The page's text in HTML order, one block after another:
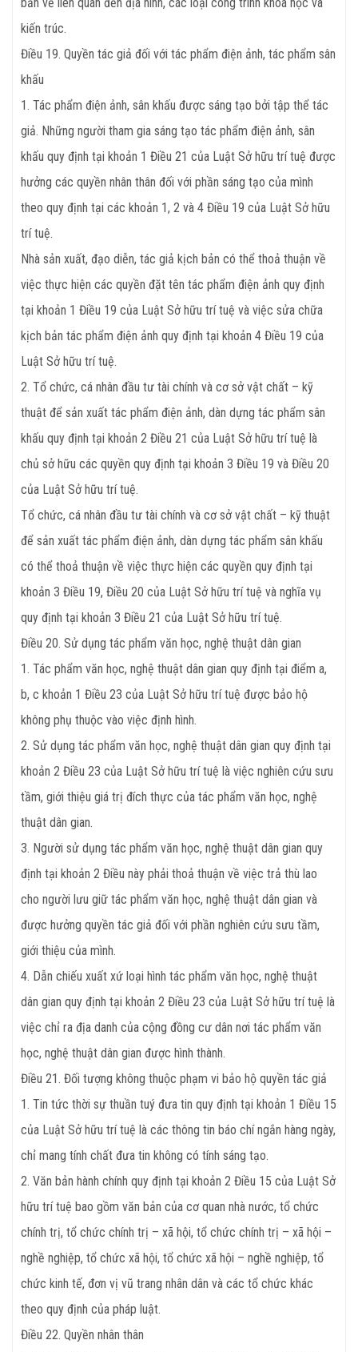
kiến trúc.
Điều 19. Quyền tác giả đối với tác phẩm điện ảnh, tác phẩm sân
khấu
1. Tác phẩm điện ảnh, sân khấu được sáng tạo bởi tập thể tác
giả. Những người tham gia sáng tạo tác phẩm điện ảnh, sân
khấu quy định tại khoản 1 Điều 21 của Luật Sở hữu trí tuệ được
hưởng các quyền nhân thân đối với phần sáng tạo của mình
theo quy định tại các khoản 1, 2 và 4 Điều 19 của Luật Sở hữu
trí tuệ.
Nhà sản xuất, đạo diễn, tác giả kịch bản có thể thoả thuận về
việc thực hiện các quyền đặt tên tác phẩm điện ảnh quy định
tại khoản 1 Điều 19 của Luật Sở hữu trí tuệ và việc sửa chữa
kịch bản tác phẩm điện ảnh quy định tại khoản 4 Điều 19 của
Luật Sở hữu trí tuệ.
2. Tổ chức, cá nhân đầu tư tài chính và cơ sở vật chất – kỹ
thuật để sản xuất tác phẩm điện ảnh, dàn dựng tác phẩm sân
khấu quy định tại khoản 2 Điều 21 của Luật Sở hữu trí tuệ là
chủ sở hữu các quyền quy định tại khoản 3 Điều 19 và Điều 20
của Luật Sở hữu trí tuệ.
Tổ chức, cá nhân đầu tư tài chính và cơ sở vật chất – kỹ thuật
để sản xuất tác phẩm điện ảnh, dàn dựng tác phẩm sân khấu
có thể thoả thuận về việc thực hiện các quyền quy định tại
khoản 3 Điều 19, Điều 20 của Luật Sở hữu trí tuệ và nghĩa vụ
quy định tại khoản 3 Điều 21 của Luật Sở hữu trí tuệ.
Điều 20. Sử dụng tác phẩm văn học, nghệ thuật dân gian
1. Tác phẩm văn học, nghệ thuật dân gian quy định tại điểm a,
b, c khoản 1 Điều 23 của Luật Sở hữu trí tuệ được bảo hộ
không phụ thuộc vào việc định hình.
2. Sử dụng tác phẩm văn học, nghệ thuật dân gian quy định tại
khoản 2 Điều 23 của Luật Sở hữu trí tuệ là việc nghiên cứu sưu
tầm, giới thiệu giá trị đích thực của tác phẩm văn học, nghệ
thuật dân gian.
3. Người sử dụng tác phẩm văn học, nghệ thuật dân gian quy
định tại khoản 2 Điều này phải thoả thuận về việc trả thù lao
cho người lưu giữ tác phẩm văn học, nghệ thuật dân gian và
được hưởng quyền tác giả đối với phần nghiên cứu sưu tầm,
giới thiệu của mình.
4. Dẫn chiếu xuất xứ loại hình tác phẩm văn học, nghệ thuật
dân gian quy định tại khoản 2 Điều 23 của Luật Sở hữu trí tuệ là
việc chỉ ra địa danh của cộng đồng cư dân nơi tác phẩm văn
học, nghệ thuật dân gian được hình thành.
Điều 21. Đối tượng không thuộc phạm vi bảo hộ quyền tác giả
1. Tin tức thời sự thuần tuý đưa tin quy định tại khoản 1 Điều 15
của Luật Sở hữu trí tuệ là các thông tin báo chí ngắn hàng ngày,
chỉ mang tính chất đưa tin không có tính sáng tạo.
2. Văn bản hành chính quy định tại khoản 2 Điều 15 của Luật Sở
hữu trí tuệ bao gồm văn bản của cơ quan nhà nước, tổ chức
chính trị, tổ chức chính trị – xã hội, tổ chức chính trị – xã hội –
nghề nghiệp, tổ chức xã hội, tổ chức xã hội – nghề nghiệp, tổ
chức kinh tế, đơn vị vũ trang nhân dân và các tổ chức khác
theo quy định của pháp luật.
Điều 22. Quyền nhân thân